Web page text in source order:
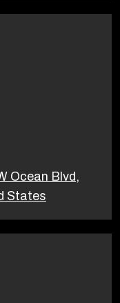
Ocean Blvd,
States